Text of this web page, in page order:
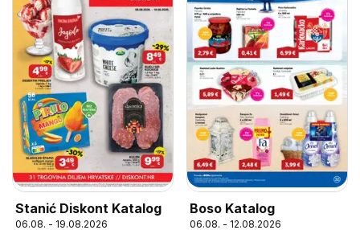
Stanić Diskont Katalog
06.08. - 19.08.2026
Boso Katalog
06.08. - 12.08.2026